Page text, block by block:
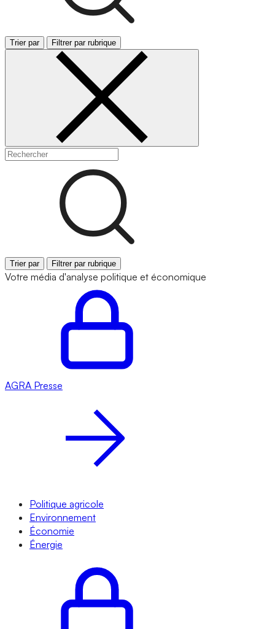
Trier par Filtrer par rubrique
Trier par Filtrer par rubrique
Votre média d'analyse politique et économique
AGRA Presse
Politique agricole
Environnement
Économie
Énergie